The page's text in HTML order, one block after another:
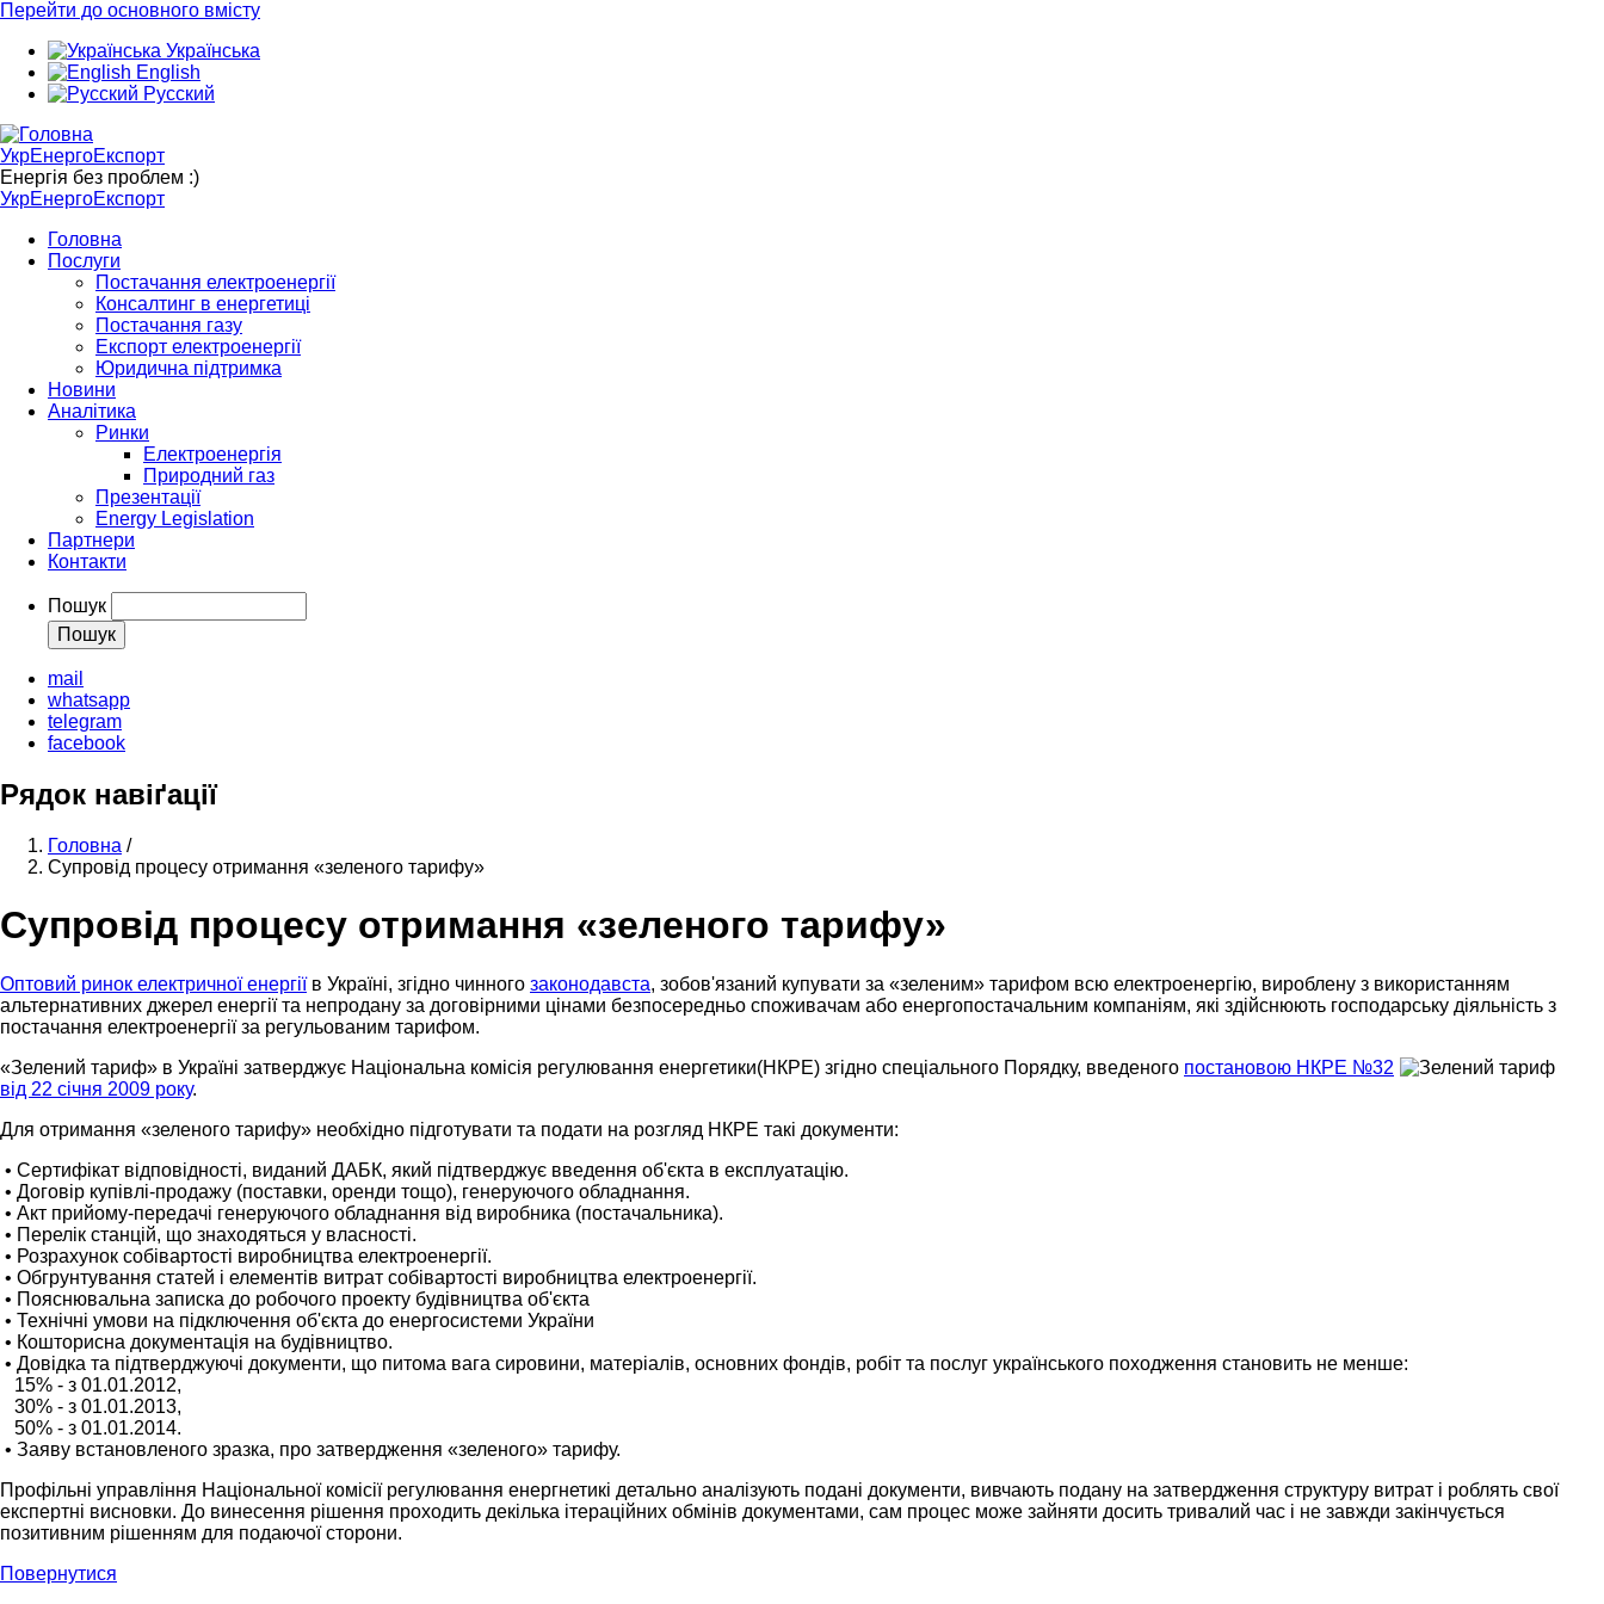
Перейти до основного вмісту
Українська
English
Русский
УкрЕнергоЕкспорт
Енергія без проблем :)
УкрЕнергоЕкспорт
Головна
Послуги
Постачання електроенергії
Консалтинг в енергетиці
Постачання газу
Експорт електроенергії
Юридична підтримка
Новини
Аналітика
Ринки
Електроенергія
Природний газ
Презентації
Energy Legislation
Партнери
Контакти
Пошук
mail
whatsapp
telegram
facebook
Рядок навіґації
Головна /
Супровід процесу отримання «зеленого тарифу»
Супровід процесу отримання «зеленого тарифу»
Оптовий ринок електричної енергіїв Україні, згідно чинного законодавста, зобов'язаний купувати за «зеленим» тарифом всю електроенергію, вироблену з використанням
альтернативних джерел енергії та непродану за договірними цінами безпосередньо споживачам або енергопостачальним компаніям, які здійснюють господарську діяльність з
постачання електроенергії за регульованим тарифом.
«Зелений тариф» в Україні затверджує Національна комісія регулювання енергетики(НКРЕ) згідно спеціального Порядку, введеного постановою НКРЕ №32
від 22 січня 2009 року.
Для отримання «зеленого тарифу» необхідно підготувати та подати на розгляд НКРЕ такі документи:
• Сертифікат відповідності, виданий ДАБК, який підтверджує введення об'єкта в експлуатацію.
• Договір купівлі-продажу (поставки, оренди тощо), генеруючого обладнання.
• Акт прийому-передачі генеруючого обладнання від виробника (постачальника).
• Перелік станцій, що знаходяться у власності.
• Розрахунок собівартості виробництва електроенергії.
• Обгрунтування статей і елементів витрат собівартості виробництва електроенергії.
• Пояснювальна записка до робочого проекту будівництва об'єкта
• Технічні умови на підключення об'єкта до енергосистеми України
• Кошторисна документація на будівництво.
• Довідка та підтверджуючі документи, що питома вага сировини, матеріалів, основних фондів, робіт та послуг українського походження становить не менше:
15% - з 01.01.2012,
30% - з 01.01.2013,
50% - з 01.01.2014.
• Заяву встановленого зразка, про затвердження «зеленого» тарифу.
Профільні управління Національної комісії регулювання енергнетикі детально аналізують подані документи, вивчають подану на затвердження структуру витрат і роблять свої
експертні висновки. До винесення рішення проходить декілька ітераційних обмінів документами, сам процес може зайняти досить тривалий час і не завжди закінчується
позитивним рішенням для подаючої сторони.
Повернутися